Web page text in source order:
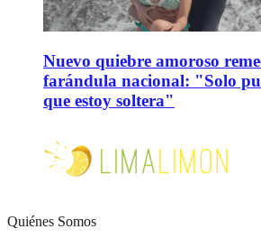
Nuevo quiebre amoroso
farándula nacional: "Solo
que estoy soltera"
Quiénes Somos